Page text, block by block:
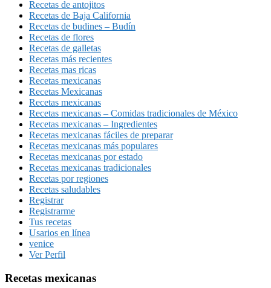
Recetas de antojitos
Recetas de Baja California
Recetas de budines – Budín
Recetas de flores
Recetas de galletas
Recetas más recientes
Recetas mas ricas
Recetas mexicanas
Recetas Mexicanas
Recetas mexicanas
Recetas mexicanas – Comidas tradicionales de México
Recetas mexicanas – Ingredientes
Recetas mexicanas fáciles de preparar
Recetas mexicanas más populares
Recetas mexicanas por estado
Recetas mexicanas tradicionales
Recetas por regiones
Recetas saludables
Registrar
Registrarme
Tus recetas
Usarios en línea
venice
Ver Perfil
Recetas mexicanas